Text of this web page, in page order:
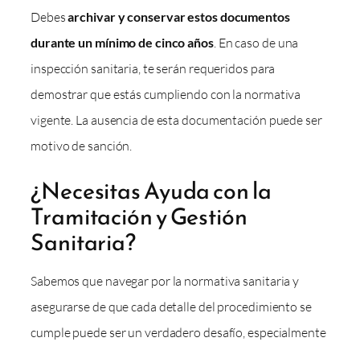
Debesarchivar y conservar estos documentos
durante un mínimo de cinco años. En caso de una
inspección sanitaria, te serán requeridos para
demostrar que estás cumpliendo con la normativa
vigente. La ausencia de esta documentación puede ser
motivo de sanción.
¿Necesitas Ayuda con la
Tramitación y Gestión
Sanitaria?
Sabemos que navegar por la normativa sanitaria y
asegurarse de que cada detalle del procedimiento se
cumple puede ser un verdadero desafío, especialmente